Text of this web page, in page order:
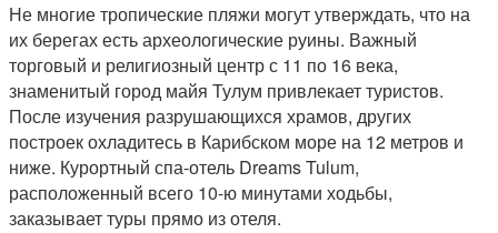
Не многие тропические пляжи могут утверждать, что на
их берегах есть археологические руины. Важный
торговый и религиозный центр с 11 по 16 века,
знаменитый город майя Тулум привлекает туристов.
После изучения разрушающихся храмов, других
построек охладитесь в Карибском море на 12 метров и
ниже. Курортный спа-отель Dreams Tulum,
расположенный всего 10-ю минутами ходьбы,
заказывает туры прямо из отеля.